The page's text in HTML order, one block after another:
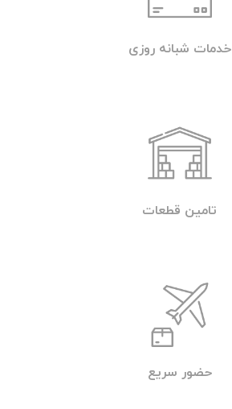
خدمات شبانه روزی
تامین قطعات
حضور سریع